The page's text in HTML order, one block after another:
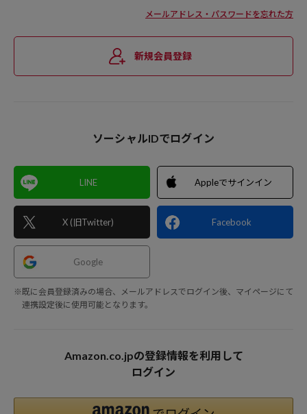
メールアドレス・パスワードを忘れた方
新規会員登録
ソーシャルIDでログイン
LINE
X (旧Twitter)
Appleでサインイン
Facebook
Google
※既に会員登録済みの場合、メールアドレスでログイン後、マイページにて
連携設定後に使用可能となります。
Amazon.co.jpの登録情報を利用して
ログイン